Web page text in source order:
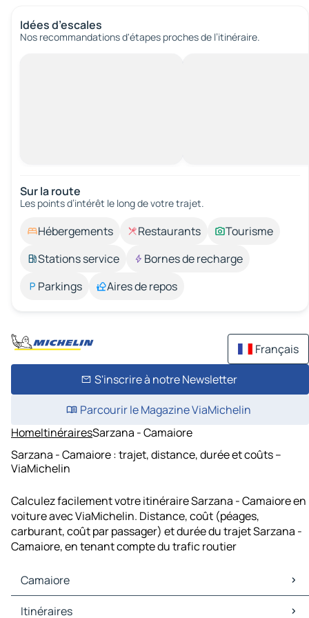
Idées d’escales
Nos recommandations d'étapes proches de l’itinéraire.
Sur la route
Les points d’intérêt le long de votre trajet.
Hébergements Restaurants
Tourisme
Stations service
Bornes de recharge
Parkings
Aires de repos
Français
S'inscrire à notre Newsletter
Parcourir le Magazine ViaMichelin
HomeItinérairesSarzana - Camaiore
Sarzana - Camaiore : trajet, distance, durée et coûts –
ViaMichelin
Calculez facilement votre itinéraire Sarzana - Camaiore en
voiture avec ViaMichelin. Distance, coût (péages,
carburant, coût par passager) et durée du trajet Sarzana -
Camaiore, en tenant compte du trafic routier
Camaiore
Camaiore Cartes et plans
Itinéraires